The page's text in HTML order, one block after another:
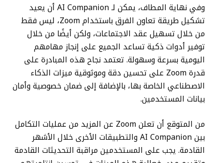
وفي نهاية المطاف، يمكن لـ AI Companion أن يعيد
تشكيل طريقة تعاون الفرق باستخدام Zoom، ليس فقط
من خلال تسهيل عقد الاجتماعات، ولكن أيضًا من خلال
توفير أدوات ذكية تساعد الجميع على إنجاز مهامهم
اليومية بسرعة وسهولة. تعتمد نجاح هذه المبادرة على
قدرة Zoom على تحسين دقة وموثوقية ميزات الذكاء
الاصطناعي الخاصة بها، بالإضافة إلى ضمان خصوصية وأمان
بيانات المستخدمين.
من المتوقع أن تعلن Zoom عن المزيد من عمليات التكامل
بين AI Companion والتطبيقات الأخرى خلال الأشهر
القادمة. يجب على المستخدمين مراقبة التحديثات القادمة